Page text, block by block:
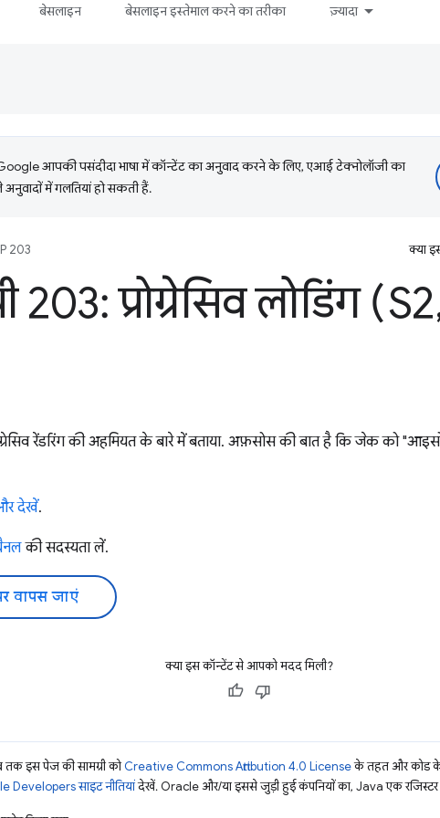
बेसलाइन बेसलाइन इस्तेमाल करने का तरीका ज़्यादा
आपकी पसंदीदा भाषा में कॉन्टेंट का अनुवाद करने के लिए, एआई टेक्नोलॉजी का
में गलतियां हो सकती हैं.
203 क्या
203: प्रोग्रेसिव लोडिंग (S2
रेंडरिंग की अहमियत के बारे में बताया. अफ़सोस की बात है कि जेक को
देखें.
की सदस्यता लें.
वापस जाएं
क्या इस कॉन्टेंट से आपको मदद मिली?
इस पेज की सामग्री कोCreative Commons Attribution 4.0 Licenseके तहत और कोड
Developers साइट नीतियांदेखें. Oracle और/या इससे जुड़ी हुई कंपनियों का, Java एक रजिस्टर